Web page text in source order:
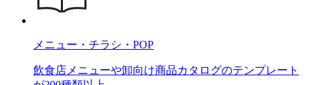
メニュー・チラシ・POP
飲食店メニューや卸向け商品カタログのテンプレート